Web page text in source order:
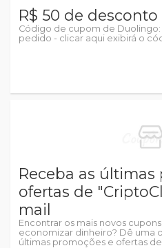
R$ 50 de
Código de cupom de
pedido - clicar aqui exibirá o
Receba as últimas
ofertas de
mail
Encontrar os mais novos
economizar dinheiro? Dê uma
últimas promoções e ofertas